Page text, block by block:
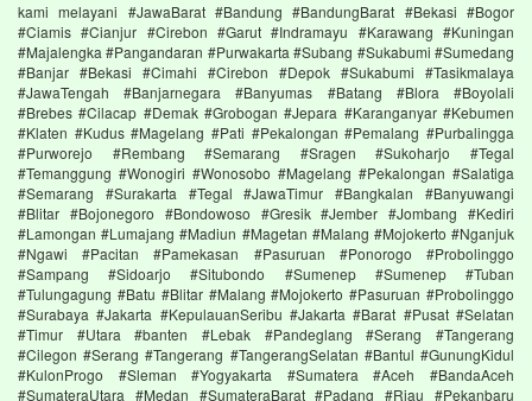
kami melayani #JawaBarat #Bandung #BandungBarat #Bekasi #Bogor
#Ciamis #Cianjur #Cirebon #Garut #Indramayu #Karawang #Kuningan
#Majalengka #Pangandaran #Purwakarta #Subang #Sukabumi #Sumedang
#Banjar #Bekasi #Cimahi #Cirebon #Depok #Sukabumi #Tasikmalaya
#JawaTengah #Banjarnegara #Banyumas #Batang #Blora #Boyolali
#Brebes #Cilacap #Demak #Grobogan #Jepara #Karanganyar #Kebumen
#Klaten #Kudus #Magelang #Pati #Pekalongan #Pemalang #Purbalingga
#Purworejo #Rembang #Semarang #Sragen #Sukoharjo #Tegal
#Temanggung #Wonogiri #Wonosobo #Magelang #Pekalongan #Salatiga
#Semarang #Surakarta #Tegal #JawaTimur #Bangkalan #Banyuwangi
#Blitar #Bojonegoro #Bondowoso #Gresik #Jember #Jombang #Kediri
#Lamongan #Lumajang #Madiun #Magetan #Malang #Mojokerto #Nganjuk
#Ngawi #Pacitan #Pamekasan #Pasuruan #Ponorogo #Probolinggo
#Sampang #Sidoarjo #Situbondo #Sumenep #Sumenep #Tuban
#Tulungagung #Batu #Blitar #Malang #Mojokerto #Pasuruan #Probolinggo
#Surabaya #Jakarta #KepulauanSeribu #Jakarta #Barat #Pusat #Selatan
#Timur #Utara #banten #Lebak #Pandeglang #Serang #Tangerang
#Cilegon #Serang #Tangerang #TangerangSelatan #Bantul #GunungKidul
#KulonProgo #Sleman #Yogyakarta #Sumatera #Aceh #BandaAceh
#SumateraUtara #Medan #SumateraBarat #Padang #Riau #Pekanbaru